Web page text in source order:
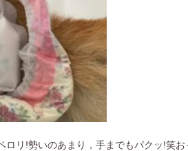
ロリ!勢いのあまり，手までもパクッ!笑